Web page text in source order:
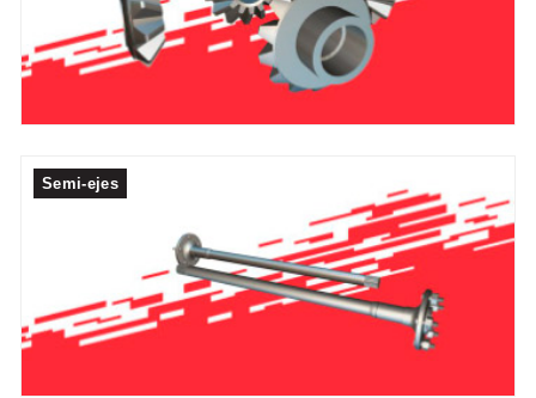
Semi-ejes